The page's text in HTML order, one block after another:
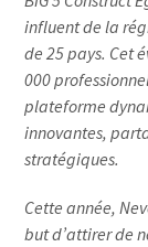
influent de la
de 25 pays. Cet
000
plateforme
innovantes,
stratégiques.
Cette année,
but d’attirer de